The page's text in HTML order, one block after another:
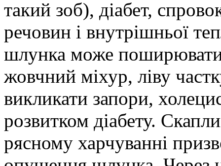
такий зоб), діабет,
речовин і внутрішньої
шлунка може
жовчний міхур, ліву
викликати запори,
розвитком діабету.
рясному харчуванні